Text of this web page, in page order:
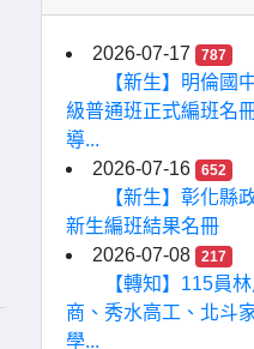
2026-07-17 787
【新生】明倫國
級普通班正式編班名
導...
2026-07-16
652
【新生】彰化縣
新生編班結果名冊
2026-07-08
217
【轉知】115員
商、秀水高工、北斗
學...